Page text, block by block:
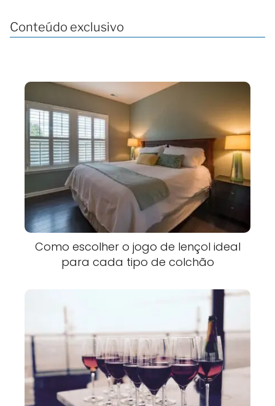
Conteúdo exclusivo
Como escolher o jogo de lençol ideal
para cada tipo de colchão